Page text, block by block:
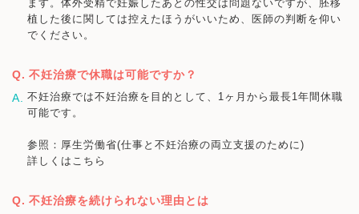
ます。体外受精で妊娠したあとの性交は問題ないですが、胚移
植した後に関しては控えたほうがいいため、医師の判断を仰い
でください。
不妊治療で休職は可能ですか？
不妊治療では不妊治療を目的として、1ヶ月から最長1年間休職
可能です。
参照：厚生労働省(仕事と不妊治療の両立支援のために)
詳しくはこちら
不妊治療を続けられない理由とは